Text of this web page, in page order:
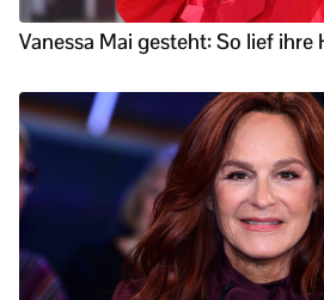
Vanessa Mai gesteht: So lief